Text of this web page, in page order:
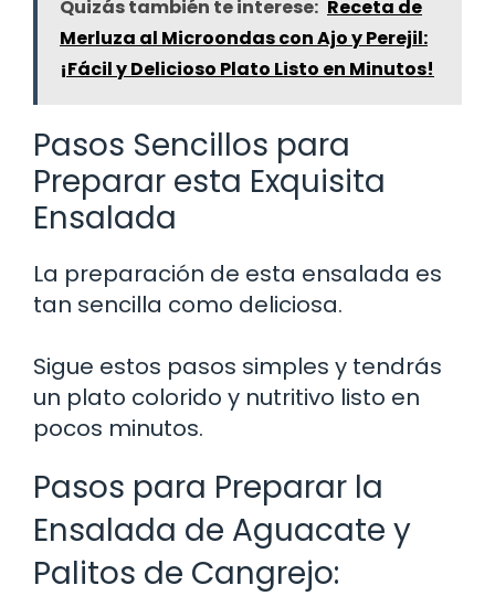
Quizás también te interese: Receta de
Merluza al Microondas con Ajo y Perejil:
¡Fácil y Delicioso Plato Listo en Minutos!
Pasos Sencillos para
Preparar esta Exquisita
Ensalada
La preparación de esta ensalada es
tan sencilla como deliciosa.
Sigue estos pasos simples y tendrás
un plato colorido y nutritivo listo en
pocos minutos.
Pasos para Preparar la
Ensalada de Aguacate y
Palitos de Cangrejo: